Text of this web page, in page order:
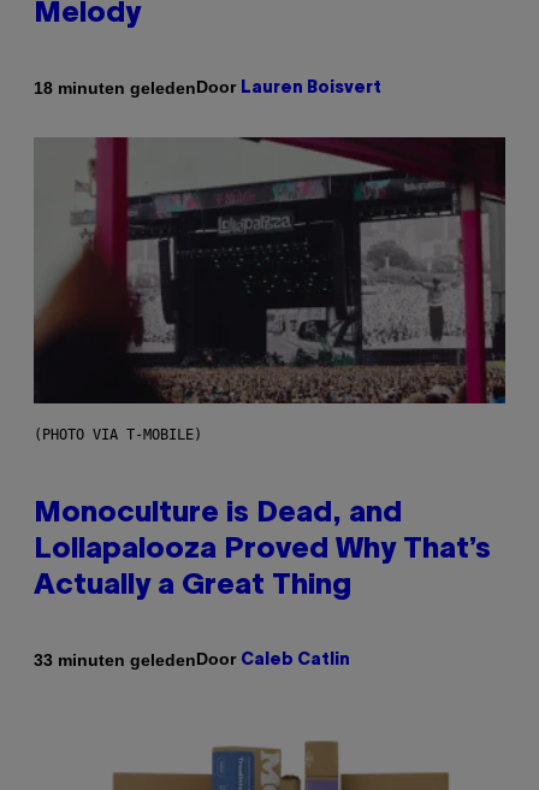
Melody
18 minuten geledenDoor Lauren Boisvert
(PHOTO VIA T-MOBILE)
Monoculture is Dead, and
Lollapalooza Proved Why That’s
Actually a Great Thing
33 minuten geledenDoor Caleb Catlin